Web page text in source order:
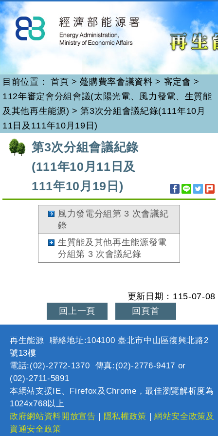
跳
到
主
要
內
再生能源
目前位置： 首頁 > 躉購費率會議資料 > 審定會 >
112年審定會分組會議(太陽光電、風力發電、生質能
及其他再生能源) >第3次分組會議紀錄(111年10月
11日及111年10月19日)
第3次分組會議紀錄
(111年10月11日及
111年10月19日)
風力發電分組第 3 次會議紀
錄
生質能及其他再生能源發電
分組第 3 次會議紀錄
更新日期：115-07-08
回上一頁
回頁首
再生能源 聯絡地址:104100 臺北市中山區復興北路2
號13樓
電話:(02)-2772-1370 傳真:(02)-2776-9417 or
(02)-2711-5891
本網站支援IE、Firefox及Chrome，最佳瀏覽解析度為
1024x768以上
政府網站資料開放宣告 | 隱私權政策 |網站安全政策及
資通安全政策